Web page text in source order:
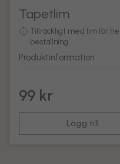
Tapetlim
Tillräckligt med lim för
beställning
Produktinformation
99 kr
Lägg till